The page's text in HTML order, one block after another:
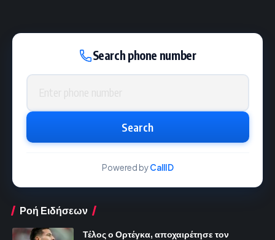
Search phone number
Phone number
Search
Powered byCallID
Ροή Ειδήσεων
Τέλος ο Ορτέγκα, αποχαιρέτησε τον